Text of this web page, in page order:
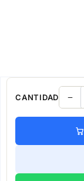
CANTIDAD